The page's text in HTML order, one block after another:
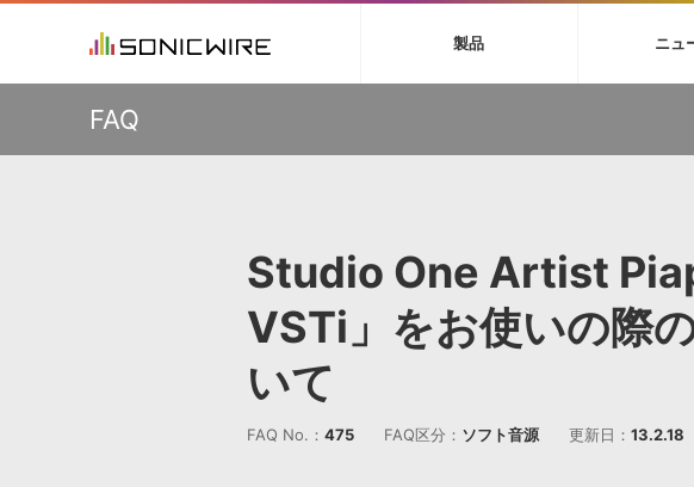
製品
製品一覧
製品一覧
カテゴリ
ニュ
万物を創造するシンセ『Avenger 2』や拡張音源が
ウクレレなど”夏”を感じるAmple Soundの音源が最大
45％OFF！3製品がお得に手に入るバンドルも販売中！
挿すだけでOK！今年1番売れてるリミッター『The God
Particle』など、Cradle製品が20%OFF！
特集一覧
サウンド・ライセンシング・サービス
オーディオ・プロセッシング・サービス
VOCALOID4 ENGINE製品サポート
DTM初心者ガイド
SLS
製品の仕様や要件に応じたBGM/
規制作・ライセンス提供
鏡音リン・レン V4X
ソフト音源 プラグイン・エフェクト
FAQ
Studio One Artist
VSTi」をお使いの際
いて
FAQ No.： 475 FAQ区分： ソフト音源 更新日： 13.2.18